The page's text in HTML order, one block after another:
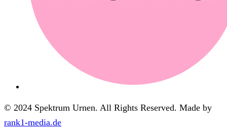
© 2024 Spektrum Urnen. All Rights Reserved. Made by
rank1-media.de